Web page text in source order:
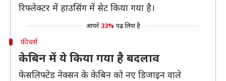
रिफ्लेक्टर में हाउसिंग में सेट किया गया है।
आपने 33% पढ़ लिया है
फीचर्स
केबिन में ये किया गया है बदलाव
फेसलिफ्टेड नेक्सन के केबिन को नए डिजाइन वाले